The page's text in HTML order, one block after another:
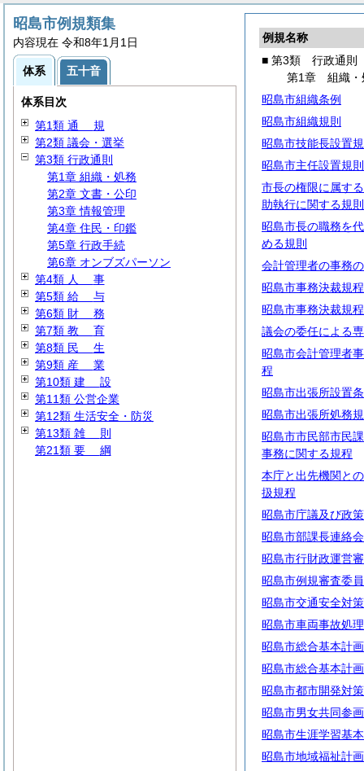
例規名称
■ 第3類 行政通則
第1章 組織・
昭島市組織条例
昭島市組織規則
昭島市技能長設置
昭島市主任設置規則
市長の権限に属す
助執行に関する規則
昭島市長の職務を
める規則
会計管理者の事務
昭島市事務決裁規程
昭島市事務決裁規
議会の委任による
昭島市会計管理者
程
昭島市出張所設置
昭島市出張所処務
昭島市市民部市民
事務に関する規程
本庁と出先機関と
扱規程
昭島市庁議及び政
昭島市部課長連絡
昭島市行財政運営
昭島市例規審査委
昭島市交通安全対
昭島市車両事故処
昭島市総合基本計
昭島市総合基本計
昭島市都市開発対
昭島市男女共同参
昭島市生涯学習基
昭島市地域福祉計
昭島市例規類集
内容現在 令和8年1月1日
体系 五十音
体系目次
第1類 通 規
第2類 議会・選挙
第3類 行政通則
第1章 組織・処務
第2章 文書・公印
第3章 情報管理
第4章 住民・印鑑
第5章 行政手続
第6章 オンブズパーソン
第4類 人 事
第5類 給 与
第6類 財 務
第7類 教 育
第8類 民 生
第9類 産 業
第10類 建 設
第11類 公営企業
第12類 生活安全・防災
第13類 雑 則
第21類 要 綱